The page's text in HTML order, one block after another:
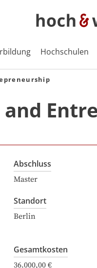
Hochschulen
Abschluss
Master
Standort
Berlin
Gesamtkosten
36.000,00 €